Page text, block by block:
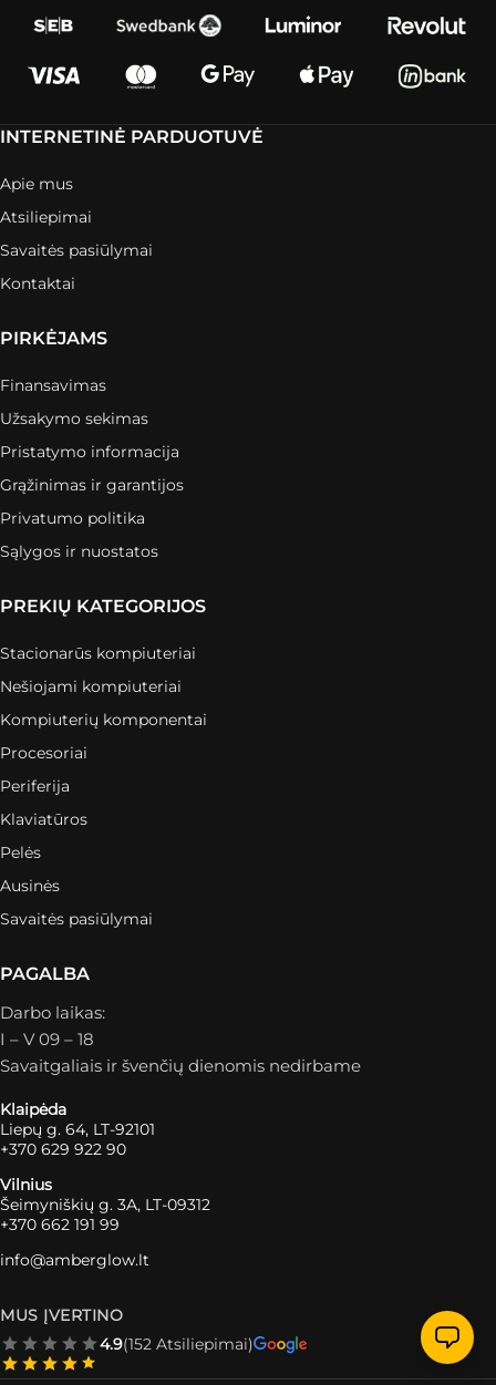
INTERNETINĖ PARDUOTUVĖ
Apie mus
Atsiliepimai
Savaitės pasiūlymai
Kontaktai
PIRKĖJAMS
Finansavimas
Užsakymo sekimas
Pristatymo informacija
Grąžinimas ir garantijos
Privatumo politika
Sąlygos ir nuostatos
PREKIŲ KATEGORIJOS
Stacionarūs kompiuteriai
Nešiojami kompiuteriai
Kompiuterių komponentai
Procesoriai
Periferija
Klaviatūros
Pelės
Ausinės
Savaitės pasiūlymai
PAGALBA
Darbo laikas:
I – V 09 – 18
Savaitgaliais ir švenčių dienomis nedirbame
Klaipėda
Liepų g. 64, LT-92101
+370 629 922 90
Vilnius
Šeimyniškių g. 3A, LT-09312
+370 662 191 99
info@amberglow.lt
MUS ĮVERTINO
4.9(152 Atsiliepimai)